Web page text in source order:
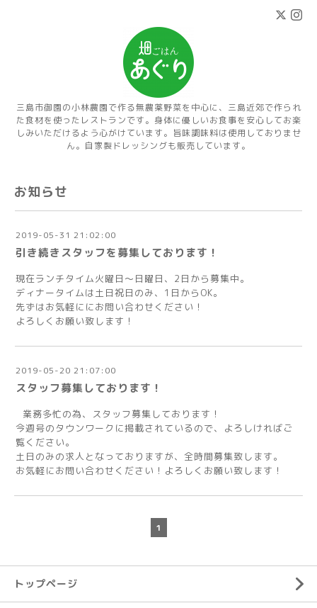
三島市御園の小林農園で作る無農薬野菜を中心に、三島近郊で作られ
た食材を使ったレストランです。身体に優しいお食事を安心してお楽
しみいただけるよう心がけています。旨味調味料は使用しておりませ
ん。自家製ドレッシングも販売しています。
お知らせ
2019-05-31 21:02:00
引き続きスタッフを募集しております！
現在ランチタイム火曜日～日曜日、2日から募集中。
ディナータイムは土日祝日のみ、1日からOK。
先ずはお気軽ににお問い合わせください！
よろしくお願い致します！
2019-05-20 21:07:00
スタッフ募集しております！
業務多忙の為、スタッフ募集しております！
今週号のタウンワークに掲載されているので、よろしければご
覧ください。
土日のみの求人となっておりますが、全時間募集致します。
お気軽にお問い合わせください！よろしくお願い致します！
1
トップページ